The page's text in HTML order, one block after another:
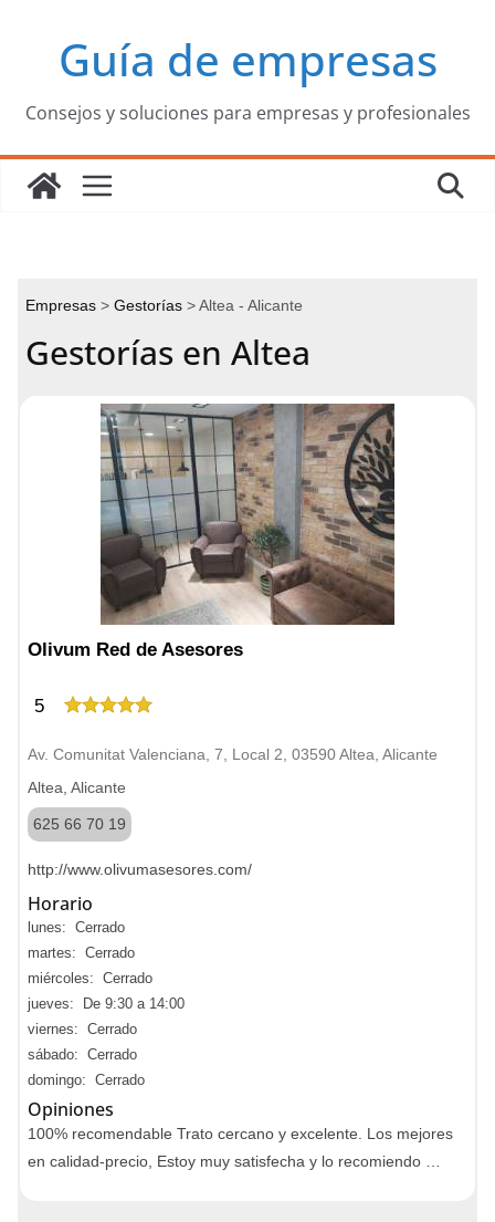
contenidoGuía de empresas
Consejos y soluciones para empresas y profesionales
Empresas Gestorías Altea - Alicante
Gestorías en Altea
Olivum Red de Asesores
5
Av. Comunitat Valenciana, 7, Local 2, 03590 Altea, Alicante
Altea, Alicante
625 66 70 19
http://www.olivumasesores.com/
Horario
lunes: Cerrado
martes: Cerrado
miércoles: Cerrado
jueves: De 9:30 a 14:00
viernes: Cerrado
sábado: Cerrado
domingo: Cerrado
Opiniones
100% recomendable Trato cercano y excelente. Los mejores
en calidad-precio, Estoy muy satisfecha y lo recomiendo …